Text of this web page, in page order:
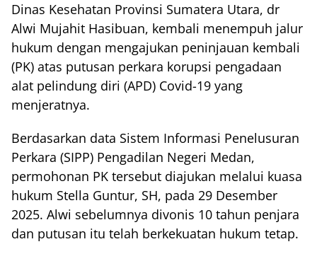
Dinas Kesehatan Provinsi Sumatera Utara, dr
Alwi Mujahit Hasibuan, kembali menempuh jalur
hukum dengan mengajukan peninjauan kembali
(PK) atas putusan perkara korupsi pengadaan
alat pelindung diri (APD) Covid-19 yang
menjeratnya.
Berdasarkan data Sistem Informasi Penelusuran
Perkara (SIPP) Pengadilan Negeri Medan,
permohonan PK tersebut diajukan melalui kuasa
hukum Stella Guntur, SH, pada 29 Desember
2025. Alwi sebelumnya divonis 10 tahun penjara
dan putusan itu telah berkekuatan hukum tetap.